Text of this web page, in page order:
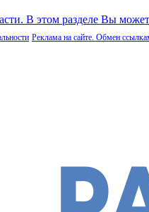
В этом разделе Вы
Реклама на сайте. Обмен